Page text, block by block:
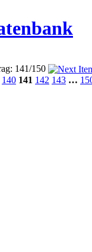
141/150
140 141 142 143 …